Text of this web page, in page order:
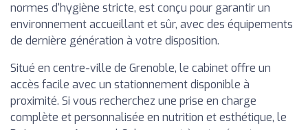
normes d'hygiène stricte, est conçu pour garantir un
environnement accueillant et sûr, avec des équipements
de dernière génération à votre disposition.
Situé en centre-ville de Grenoble, le cabinet offre un
accès facile avec un stationnement disponible à
proximité. Si vous recherchez une prise en charge
complète et personnalisée en nutrition et esthétique, le